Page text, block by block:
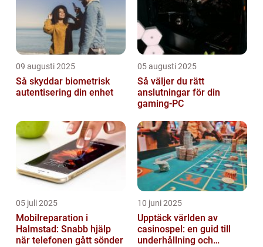
09 augusti 2025
Så skyddar biometrisk
autentisering din enhet
05 augusti 2025
Så väljer du rätt
anslutningar för din
gaming-PC
05 juli 2025
Mobilreparation i
Halmstad: Snabb hjälp
när telefonen gått sönder
10 juni 2025
Upptäck världen av
casinospel: en guid till
underhållning och